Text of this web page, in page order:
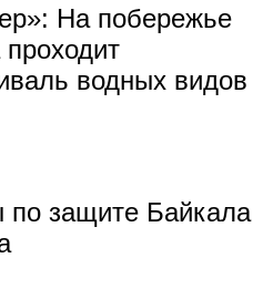
На побережье
водных видов
защите Байкала